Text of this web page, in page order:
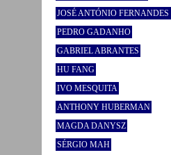
JOSÉ ANTÓNIO
PEDRO GADANHO
GABRIEL ABRANTES
HU FANG
IVO MESQUITA
ANTHONY HUBERMAN
MAGDA DANYSZ
SÉRGIO MAH